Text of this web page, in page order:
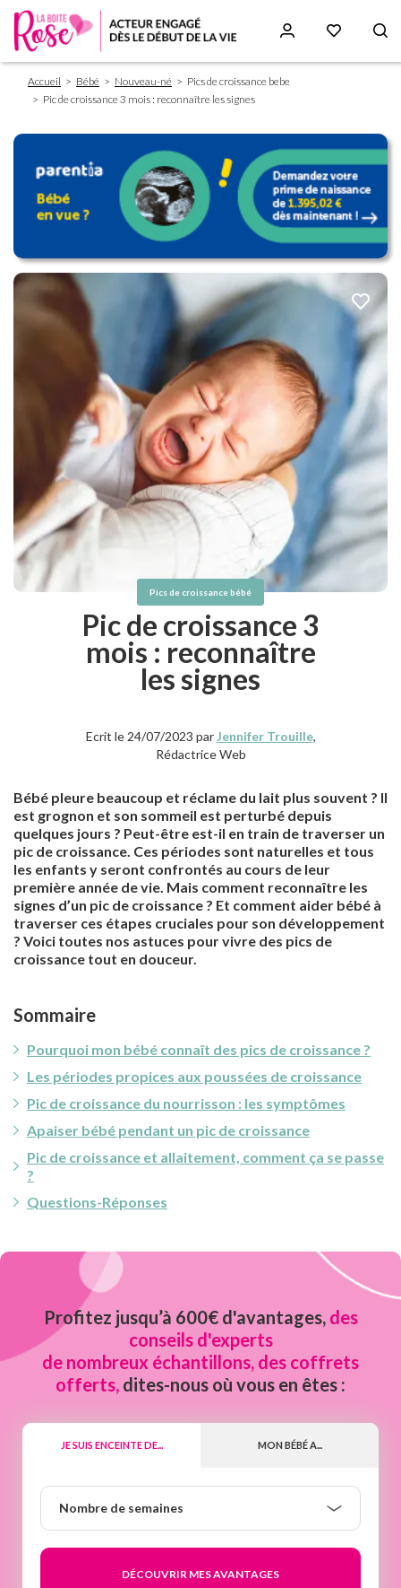
Fil
d'Ariane
Accueil Bébé Nouveau-né
Pics de croissance bebe
Pic de croissance 3 mois : reconnaître les signes
Pics de croissance bébé
Pic de croissance 3
mois : reconnaître
les signes
Ecrit le 24/07/2023 parJennifer Trouille,
Rédactrice Web
Bébé pleure beaucoup et réclame du lait plus souvent ? Il
est grognon et son sommeil est perturbé depuis
quelques jours ? Peut-être est-il en train de traverser un
pic de croissance. Ces périodes sont naturelles et tous
les enfants y seront confrontés au cours de leur
première année de vie. Mais comment reconnaître les
signes d’un pic de croissance ? Et comment aider bébé à
traverser ces étapes cruciales pour son développement
? Voici toutes nos astuces pour vivre des pics de
croissance tout en douceur.
Sommaire
Pourquoi mon bébé connaît des pics de croissance ?
Les périodes propices aux poussées de croissance
Pic de croissance du nourrisson : les symptômes
Apaiser bébé pendant un pic de croissance
Pic de croissance et allaitement, comment ça se passe
?
Questions-Réponses
Profitez jusqu’à 600€ d'avantages, des
conseils d'experts
de nombreux échantillons, des coffrets
offerts, dites-nous où vous en êtes :
JE SUIS ENCEINTE DE... MON BÉBÉ A...
semaines
Nombre de semaines